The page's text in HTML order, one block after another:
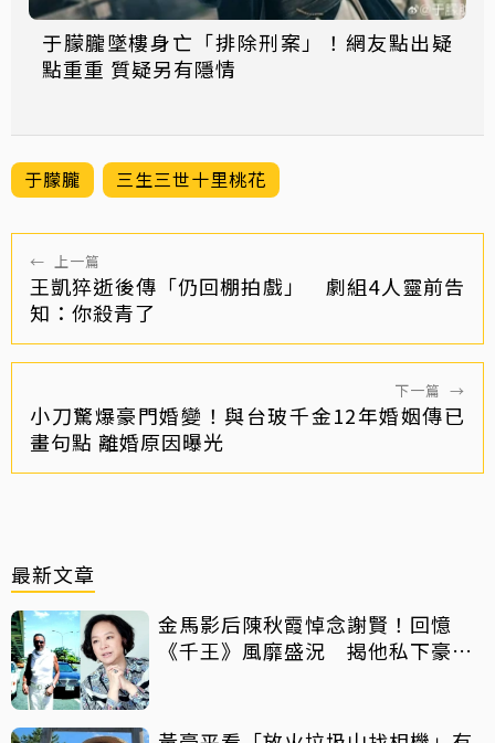
于朦朧墜樓身亡「排除刑案」！網友點出疑
點重重 質疑另有隱情
于朦朧 三生三世十里桃花
← 上一篇
王凱猝逝後傳「仍回棚拍戲」 劇組4人靈前告
知：你殺青了
下一篇 →
小刀驚爆豪門婚變！與台玻千金12年婚姻傳已
畫句點 離婚原因曝光
最新文章
金馬影后陳秋霞悼念謝賢！回憶
《千王》風靡盛況 揭他私下豪爽